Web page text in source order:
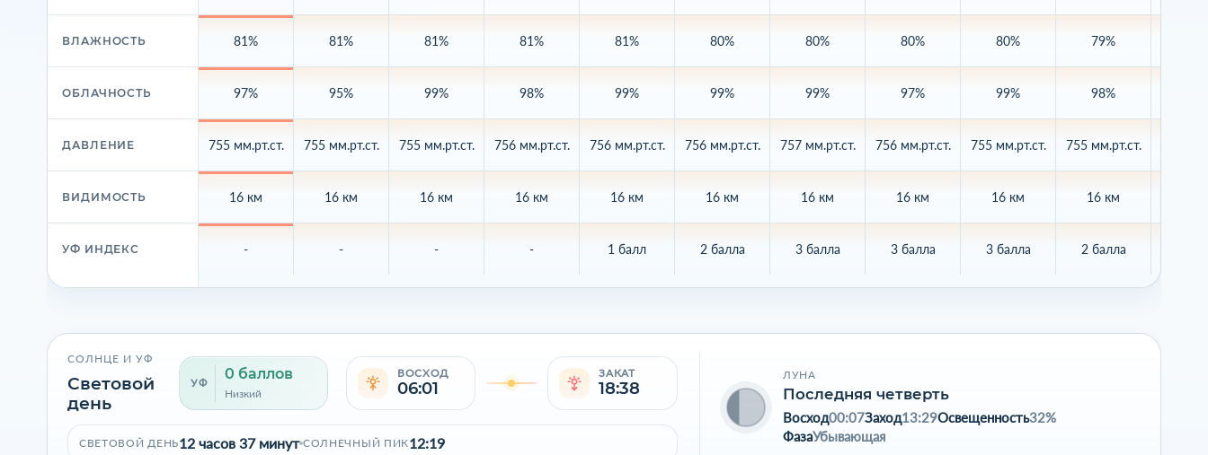
ВЛАЖНОСТЬ
ОБЛАЧНОСТЬ
ДАВЛЕНИЕ
ВИДИМОСТЬ
УФ ИНДЕКС
81%
97%
755 мм.рт.ст.
16 км
-
81%
95%
755 мм.рт.ст.
16 км
-
81%
99%
755 мм.рт.ст.
16 км
-
81%
98%
756 мм.рт.ст.
16 км
-
81%
99%
756 мм.рт.ст.
16 км
1 балл
80%
99%
756 мм.рт.ст.
16 км
2 балла
80%
99%
757 мм.рт.ст.
16 км
3 балла
80%
97%
756 мм.рт.ст.
16 км
3 балла
80%
99%
755 мм.рт.ст.
16 км
3 балла
79%
98%
755 мм.рт.ст.
16 км
2 балла
СОЛНЦЕ И УФ
Световой
день
УФ
0 баллов
Низкий
ВОСХОД
06:01
ЗАКАТ
18:38
СВЕТОВОЙ ДЕНЬ12 часов 37 минут СОЛНЕЧНЫЙ ПИК12:19
ЛУНА
Последняя четверть
Восход00:07Заход13:29Освещенность32%
ФазаУбывающая